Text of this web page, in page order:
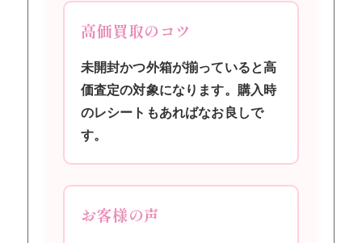
高価買取のコツ
未開封かつ外箱が揃っていると高
価査定の対象になります。購入時
のレシートもあればなお良しで
す。
お客様の声